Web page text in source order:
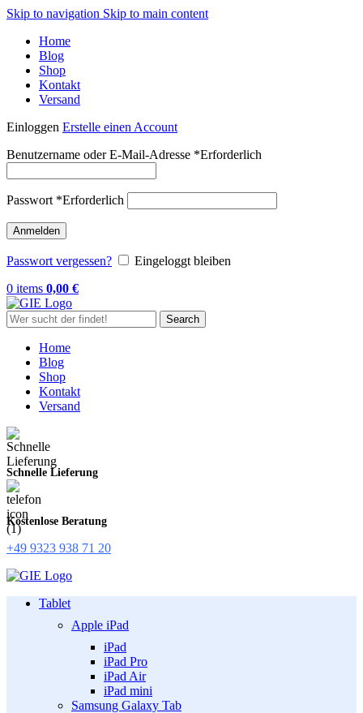
Skip to navigation Skip to main content
Home
Blog
Shop
Kontakt
Versand
Einloggen Erstelle einen Account
Benutzername oder E-Mail-Adresse *Erforderlich
Passwort *Erforderlich
Anmelden
Passwort vergessen?
Eingeloggt bleiben
0 items 0,00 €
Search
Home
Blog
Shop
Kontakt
Versand
Schnelle Lieferung
Kostenlose Beratung
+49 9323 938 71 20
Tablet
Apple iPad
iPad
iPad Pro
iPad Air
iPad mini
Samsung Galaxy Tab